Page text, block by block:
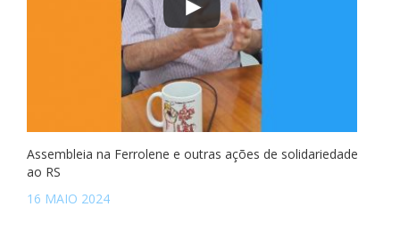
Assembleia na Ferrolene e outras ações de solidariedade
ao RS
16 MAIO 2024